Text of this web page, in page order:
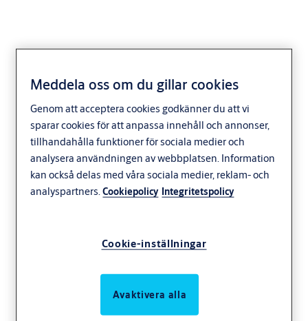
Meddela oss om du gillar cookies
Genom att acceptera cookies godkänner du att vi
sparar cookies för att anpassa innehåll och annonser,
tillhandahålla funktioner för sociala medier och
analysera användningen av webbplatsen. Information
kan också delas med våra sociala medier, reklam- och
analyspartners.Cookiepolicy Integritetspolicy
Cookie-inställningar
Avaktivera alla